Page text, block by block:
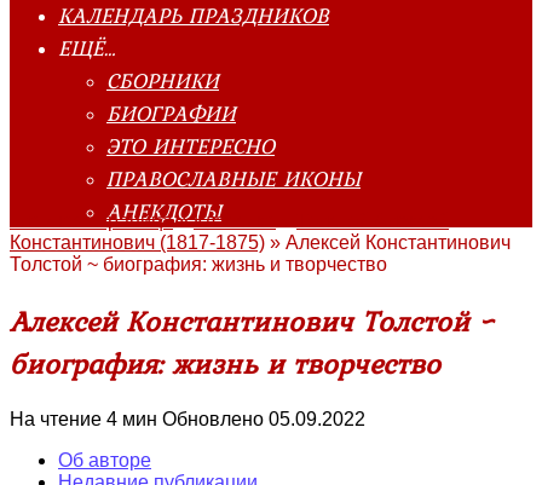
КАЛЕНДАРЬ ПРАЗДНИКОВ
ЕЩЁ…
СБОРНИКИ
БИОГРАФИИ
ЭТО ИНТЕРЕСНО
ПРАВОСЛАВНЫЕ ИКОНЫ
АНЕКДОТЫ
Главная страница»Классика
Константинович (1817-1875) » Алексей Константинович
Толстой ~ биография: жизнь и творчество
Алексей Константинович Толстой ~
биография: жизнь и творчество
На чтение 4 мин Обновлено 05.09.2022
Об авторе